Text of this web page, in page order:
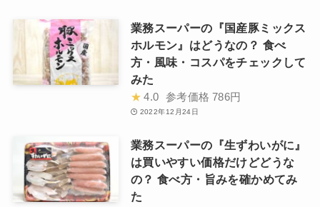
業務スーパーの『国産豚ミックス
ホルモン』はどうなの？ 食べ
方・風味・コスパをチェックして
みた
★ 4.0 参考価格 786円
2022年12月24日
業務スーパーの『生ずわいがに』
は買いやすい価格だけどどうな
の？ 食べ方・旨みを確かめてみ
た